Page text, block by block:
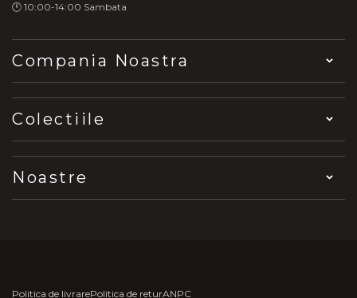
🕛 10:00-14:00 Sambata
Compania Noastra
Colectiile
Noastre
Politica de livrarePolitica de returANPC